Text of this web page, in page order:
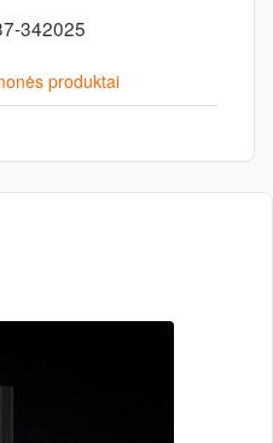
342025
produktai